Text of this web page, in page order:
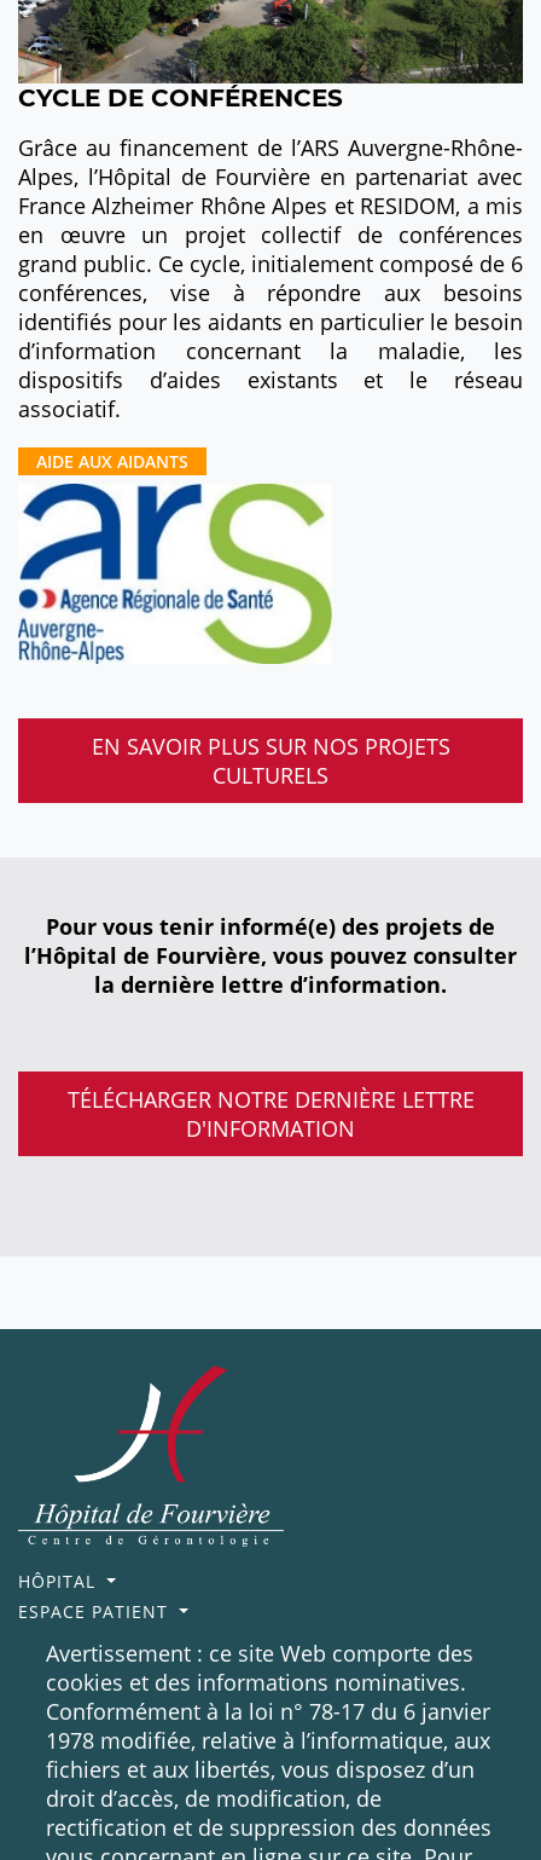
CYCLE DE CONFÉRENCES
Grâce au financement de l’ARS Auvergne-Rhône-
Alpes, l’Hôpital de Fourvière en partenariat avec
France Alzheimer Rhône Alpes et RESIDOM, a mis
en œuvre un projet collectif de conférences
grand public. Ce cycle, initialement composé de 6
conférences, vise à répondre aux besoins
identifiés pour les aidants en particulier le besoin
d’information concernant la maladie, les
dispositifs d’aides existants et le réseau
associatif.
AIDE AUX AIDANTS
EN SAVOIR PLUS SUR NOS PROJETS
CULTURELS
Pour vous tenir informé(e) des projets de
l’Hôpital de Fourvière, vous pouvez consulter
la dernière lettre d’information.
TÉLÉCHARGER NOTRE DERNIÈRE LETTRE
D'INFORMATION
HÔPITAL
ESPACE PATIENT
ESPACE PROFESSIONNEL
REJOIGNEZ NOS ÉQUIPES
NOUS SOUTENIR
NOUS CONTACTER
DONNÉES PERSONNELLES
10 rue Roger Radisson
69005, LYON
04 72 57 30 00
Avertissement : ce site Web comporte des
cookies et des informations nominatives.
Conformément à la loi n° 78-17 du 6 janvier
1978 modifiée, relative à l’informatique, aux
fichiers et aux libertés, vous disposez d’un
droit d’accès, de modification, de
rectification et de suppression des données